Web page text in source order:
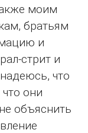
моим
братьям
и
стрит и
что
они
объяснить